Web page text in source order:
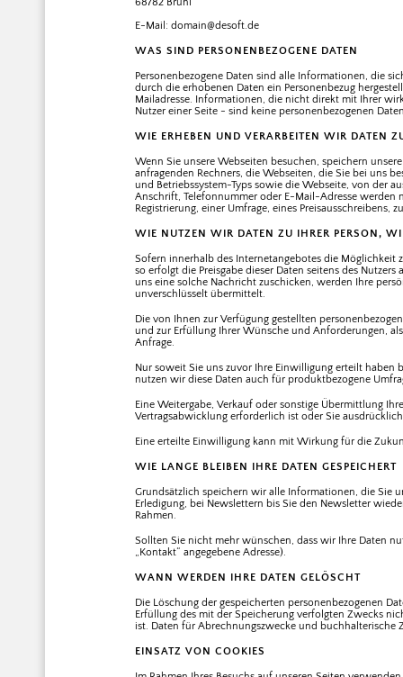
E-Mail: domain@desoft.de
WAS SIND PERSONENBEZOGENE DATEN
Personenbezogene Daten sind alle Informationen, die
durch die erhobenen Daten ein Personenbezug
Mailadresse. Informationen, die nicht direkt mit Ihrer
Nutzer einer Seite - sind keine personenbezogenen
WIE ERHEBEN UND VERARBEITEN WIR DATEN
Wenn Sie unsere Webseiten besuchen, speichern
anfragenden Rechners, die Webseiten, die Sie bei uns
und Betriebssystem-Typs sowie die Webseite, von der
Anschrift, Telefonnummer oder E-Mail-Adresse werden
Registrierung, einer Umfrage, eines
WIE NUTZEN WIR DATEN ZU IHRER PERSON,
Sofern innerhalb des Internetangebotes die Möglichkeit
so erfolgt die Preisgabe dieser Daten seitens des
uns eine solche Nachricht zuschicken, werden Ihre
unverschlüsselt übermittelt.
Die von Ihnen zur Verfügung gestellten
und zur Erfüllung Ihrer Wünsche und Anforderungen,
Anfrage.
Nur soweit Sie uns zuvor Ihre Einwilligung erteilt haben
nutzen wir diese Daten auch für produktbezogene
Eine Weitergabe, Verkauf oder sonstige Übermittlung
Vertragsabwicklung erforderlich ist oder Sie
Eine erteilte Einwilligung kann mit Wirkung für die
WIE LANGE BLEIBEN IHRE DATEN GESPEICHERT
Grundsätzlich speichern wir alle Informationen, die Sie
Erledigung, bei Newslettern bis Sie den Newsletter
Rahmen.
Sollten Sie nicht mehr wünschen, dass wir Ihre Daten
„Kontakt“ angegebene Adresse).
WANN WERDEN IHRE DATEN GELÖSCHT
Die Löschung der gespeicherten personenbezogenen
Erfüllung des mit der Speicherung verfolgten Zwecks
ist. Daten für Abrechnungszwecke und
EINSATZ VON COOKIES